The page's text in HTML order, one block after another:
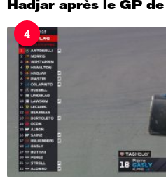
Hadjar après le GP
4